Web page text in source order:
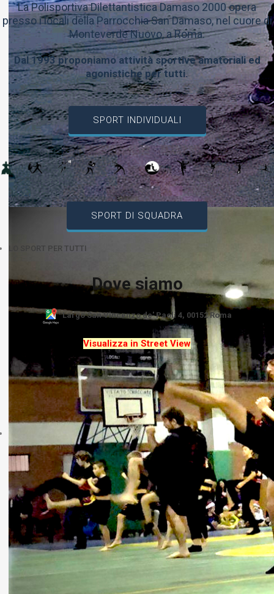
La Polisportiva Dilettantistica Damaso 2000 opera
presso i locali della Parrocchia San Damaso, nel cuore di
Monteverde Nuovo, a Roma.
Dal 1993 proponiamo attività sportive amatoriali ed
agonistiche per tutti.
SPORT INDIVIDUALI
SPORT DI SQUADRA
LO SPORT PER TUTTI
Dove siamo
Largo San Vincenzo de' Paoli 4, 00152 Roma
Visualizza in Street View